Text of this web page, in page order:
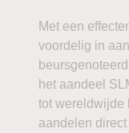
Met een
voordelig in
het aandeel
tot wereldwijde
aandelen